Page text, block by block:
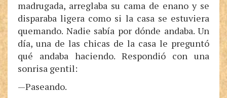
madrugada, arreglaba su cama de enano y se
disparaba ligera como si la casa se estuviera
quemando. Nadie sabía por dónde andaba. Un
día, una de las chicas de la casa le preguntó
qué andaba haciendo. Respondió con una
sonrisa gentil:
—Paseando.